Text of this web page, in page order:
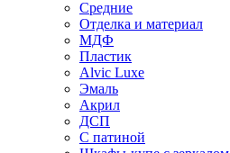
Средние
Отделка и материал
МДФ
Пластик
Alvic Luxe
Эмаль
Акрил
ДСП
С патиной